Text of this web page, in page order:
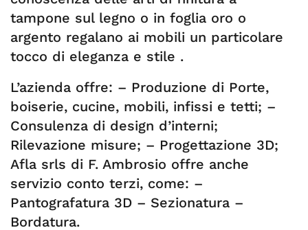
tampone sul legno o in foglia oro o
argento regalano ai mobili un particolare
tocco di eleganza e stile .
L’azienda offre: – Produzione di Porte,
boiserie, cucine, mobili, infissi e tetti; –
Consulenza di design d’interni;
Rilevazione misure; – Progettazione 3D;
Afla srls di F. Ambrosio offre anche
servizio conto terzi, come: –
Pantografatura 3D – Sezionatura –
Bordatura.